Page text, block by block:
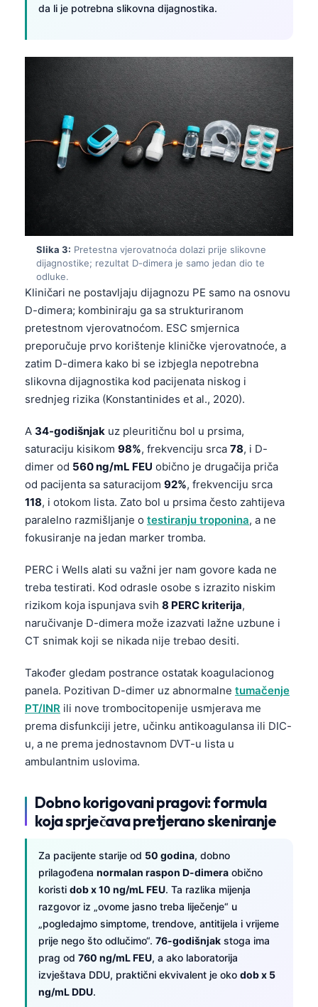
da li je potrebna slikovna dijagnostika.
Slika 3: Pretestna vjerovatnoća dolazi prije slikovne
dijagnostike; rezultat D-dimera je samo jedan dio te
odluke.
Kliničari ne postavljaju dijagnozu PE samo na osnovu
D-dimera; kombiniraju ga sa strukturiranom
pretestnom vjerovatnoćom. ESC smjernica
preporučuje prvo korištenje kliničke vjerovatnoće, a
zatim D-dimera kako bi se izbjegla nepotrebna
slikovna dijagnostika kod pacijenata niskog i
srednjeg rizika (Konstantinides et al., 2020).
A 34-godišnjak uz pleuritičnu bol u prsima,
saturaciju kisikom 98%, frekvenciju srca 78, i D-
dimer od 560 ng/mL FEU obično je drugačija priča
od pacijenta sa saturacijom 92%, frekvenciju srca
118, i otokom lista. Zato bol u prsima često zahtijeva
paralelno razmišljanje o testiranju troponina, a ne
fokusiranje na jedan marker tromba.
PERC i Wells alati su važni jer nam govore kada ne
treba testirati. Kod odrasle osobe s izrazito niskim
rizikom koja ispunjava svih 8 PERC kriterija,
naručivanje D-dimera može izazvati lažne uzbune i
CT snimak koji se nikada nije trebao desiti.
Također gledam postrance ostatak koagulacionog
panela. Pozitivan D-dimer uz abnormalne tumačenje
PT/INR ili nove trombocitopenije usmjerava me
prema disfunkciji jetre, učinku antikoagulansa ili DIC-
u, a ne prema jednostavnom DVT-u lista u
ambulantnim uslovima.
Dobno korigovani pragovi: formula
koja sprječava pretjerano skeniranje
Za pacijente starije od 50 godina, dobno
prilagođena normalan raspon D-dimera obično
koristi dob x 10 ng/mL FEU. Ta razlika mijenja
razgovor iz „ovome jasno treba liječenje“ u
„pogledajmo simptome, trendove, antitijela i vrijeme
prije nego što odlučimo“. 76-godišnjak stoga ima
prag od 760 ng/mL FEU, a ako laboratorija
izvještava DDU, praktični ekvivalent je oko dob x 5
ng/mL DDU.